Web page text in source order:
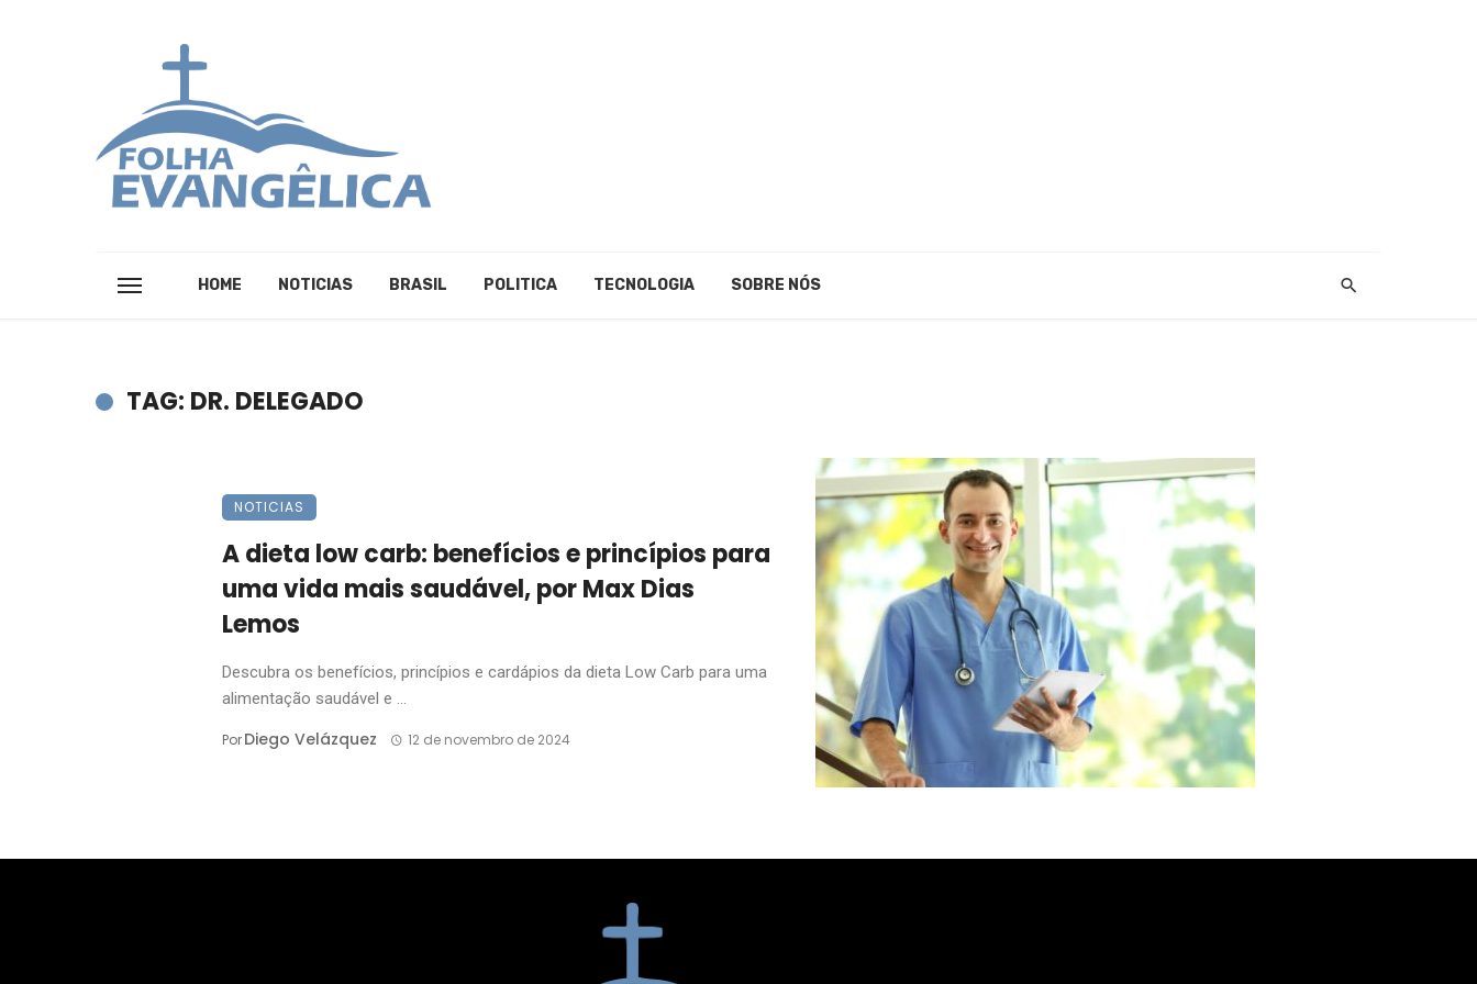
HOME NOTICIAS BRASIL POLITICA TECNOLOGIA SOBRE NÓS
TAG: DR. DELEGADO
NOTICIAS
A dieta low carb: benefícios e princípios para
uma vida mais saudável, por Max Dias
Lemos
Descubra os benefícios, princípios e cardápios da dieta Low Carb para uma
alimentação saudável e ...
PorDiego Velázquez 12 de novembro de 2024